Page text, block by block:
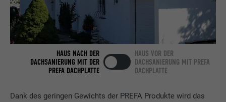
Dank des geringen Gewichts der PREFA Produkte wird das
HAUS NACH DER
DACHSANIERUNG MIT DER
PREFA DACHPLATTE
HAUS VOR DER
DACHSANIERUNG MIT PREFA
DACHPLATTE
Zweck
LinkedIn für die Verfolgung der
Verwendung von eingebetteten
Dienstleistungen.
Name bscookie